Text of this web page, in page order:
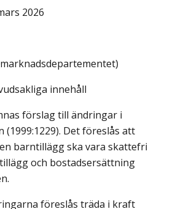
2026
innehåll
förslag till ändringar i
Det föreslås att
barntillägg ska vara skattefri
och bostadsersättning
föreslås träda i kraft